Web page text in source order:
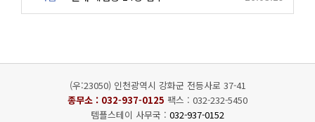
(우:23050) 인천광역시 강화군 전등사로 37-41
종무소 : 032-937-0125 팩스 : 032-232-5450
템플스테이 사무국 : 032-937-0152